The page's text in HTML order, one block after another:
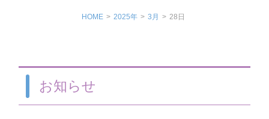
HOME > 2025年 > 3月 > 28日
お知らせ